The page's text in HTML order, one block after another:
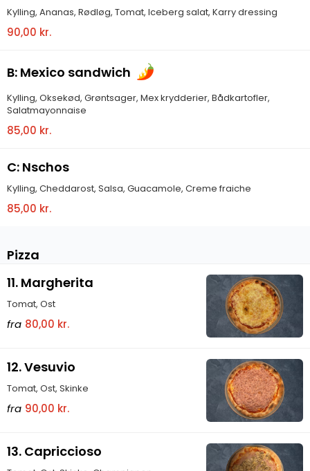
Kylling, Ananas, Rødløg, Tomat, Iceberg salat, Karry dressing
90,00 kr.
B: Mexico sandwich
Kylling, Oksekød, Grøntsager, Mex krydderier, Bådkartofler,
Salatmayonnaise
85,00 kr.
C: Nschos
Kylling, Cheddarost, Salsa, Guacamole, Creme fraiche
85,00 kr.
Pizza
11. Margherita
Tomat, Ost
fra 80,00 kr.
12. Vesuvio
Tomat, Ost, Skinke
fra 90,00 kr.
13. Capriccioso